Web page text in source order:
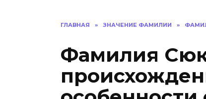
ГЛАВНАЯ » ЗНАЧЕНИЕ ФАМИЛИИ »
Фамилия